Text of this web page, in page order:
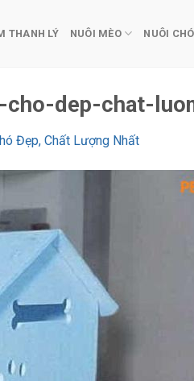
THANH LÝ NUÔI MÈO NUÔI CHÓ
dep-chat-
Đẹp, Chất Lượng Nhất